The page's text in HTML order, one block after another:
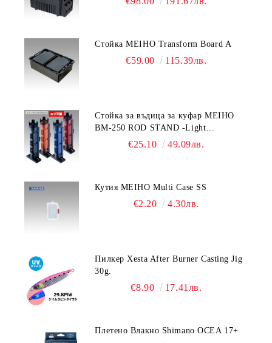
Стойка MEIHO Transform Board A
€59.00 115.39лв.
Стойка за въдица за куфар MEIHO
BM-250 ROD STAND -Light
Blue/Black color
€25.10 49.09лв.
Кутия MEIHO Multi Case SS
€2.20 4.30лв.
Пилкер Xesta After Burner Casting Jig
30g.
€8.90 17.41лв.
Плетено Влакно Shimano OCEA 17+